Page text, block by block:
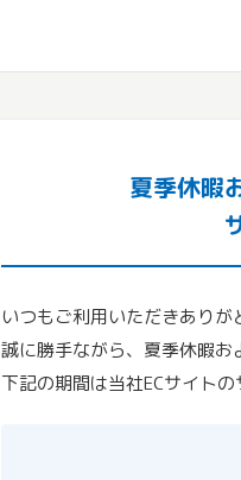
夏季休暇
いつもご利用いただきありが
誠に勝手ながら、夏季休暇お
下記の期間は当社ECサイト